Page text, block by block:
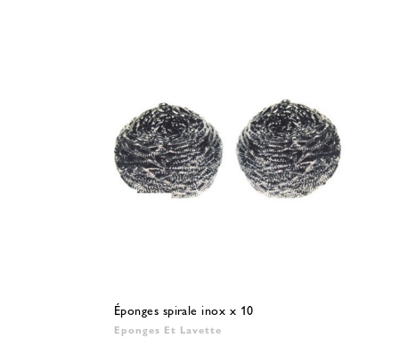
Éponges spirale inox x 10
Eponges Et Lavette